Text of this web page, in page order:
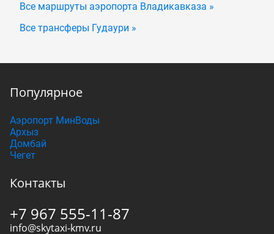
Все маршруты аэропорта Владикавказа »
Все трансферы Гудаури »
Популярное
Аэропорт МинВоды
Архыз
Домбай
Чегет
Контакты
+7 967 555-11-87
info@skytaxi-kmv.ru